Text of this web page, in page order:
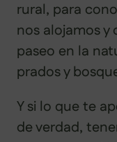
rural, para
nos alojamos
paseo en la
prados y
Y si lo que te
de verdad,